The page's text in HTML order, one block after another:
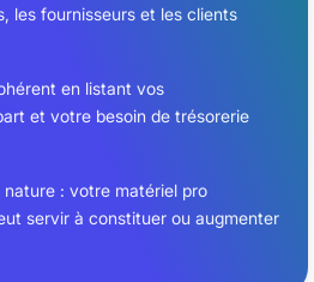
les fournisseurs et les clients
en listant vos
et votre besoin de trésorerie
: votre matériel pro
servir à constituer ou augmenter